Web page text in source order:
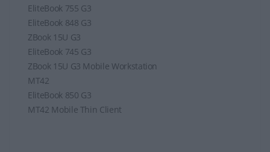
EliteBook 755 G3
EliteBook 848 G3
ZBook 15U G3
EliteBook 745 G3
ZBook 15U G3 Mobile Workstation
MT42
EliteBook 850 G3
MT42 Mobile Thin Client